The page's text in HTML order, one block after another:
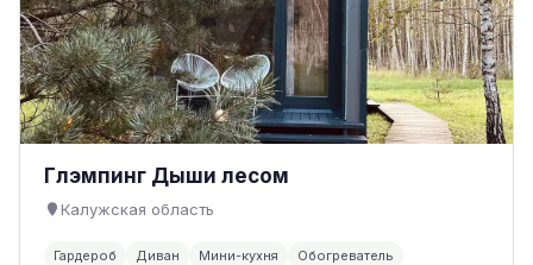
Глэмпинг Дыши лесом
Калужская область
Гардероб Диван Мини-кухня Обогреватель